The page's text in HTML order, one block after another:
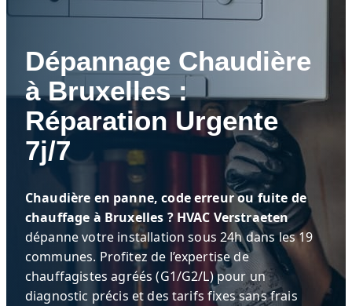
Dépannage Chaudière
à Bruxelles :
Réparation Urgente
7j/7
Chaudière en panne, code erreur ou fuite de
chauffage à Bruxelles ? HVAC Verstraeten
dépanne votre installation sous 24h dans les 19
communes. Profitez de l’expertise de
chauffagistes agréés (G1/G2/L) pour un
diagnostic précis et des tarifs fixes sans frais